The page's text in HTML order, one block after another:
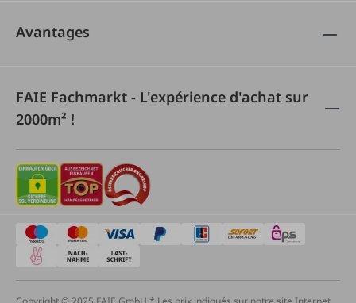
Avantages
FAIE Fachmarkt - L'expérience d'achat sur
2000m² !